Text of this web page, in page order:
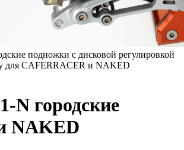
подножки с дисковой регулировкой
для CAFERRACER и NAKED
N городские
NAKED